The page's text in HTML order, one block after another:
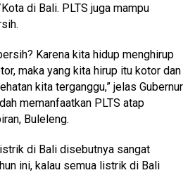
di Bali. PLTS juga mampu
Karena kita hidup menghirup
maka yang kita hirup itu kotor dan
kita terganggu,” jelas Gubernur
memanfaatkan PLTS atap
Buleleng.
di Bali disebutnya sangat
ini, kalau semua listrik di Bali